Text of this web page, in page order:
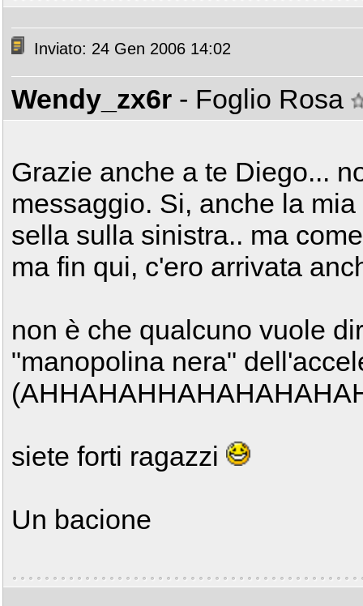
Inviato: 24 Gen 2006 14:02
Wendy_zx6r - Foglio Rosa
Grazie anche a te Diego...
messaggio. Si, anche la
sella sulla sinistra.. ma
ma fin qui, c'ero arrivata
non è che qualcuno vuole
"manopolina nera"
siete forti ragazzi
Un bacione